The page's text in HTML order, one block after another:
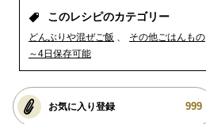
このレシピのカテゴリー
どんぶりや混ぜご飯 その他ごはんもの
～4日保存可能
お気に入り登録 999